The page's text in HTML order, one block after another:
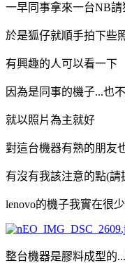
一早同事拿來一台NB
於是狐仔就順手拍下些
有興趣的人可以看一下
因為是同事的機子...也
就以照片為主就好
對這台機器有熟的朋友
有沒有我該注意的點(請
lenovo的機子我實在很
整台機器是膠料成型的